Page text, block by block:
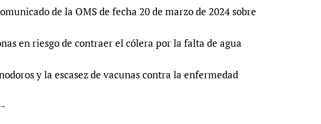
Prescribers
Essential
de la OMS de fecha 20 de marzo de 2024 sobre
en riesgo de contraer el cólera por la falta de agua
y la escasez de vacunas contra la enfermedad